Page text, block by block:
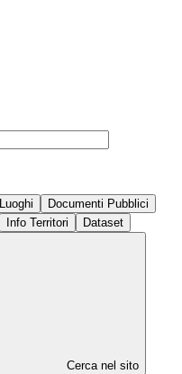
Luoghi
Documenti Pubblici
Info Territori Dataset
Cerca nel sito